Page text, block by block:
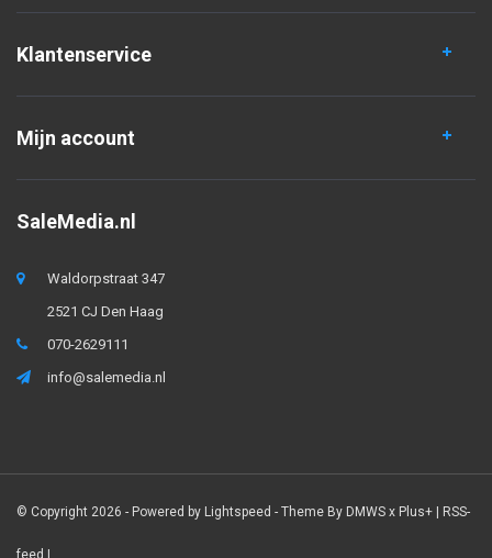
Klantenservice
Mijn account
SaleMedia.nl
Waldorpstraat 347
2521 CJ Den Haag
070-2629111
info@salemedia.nl
© Copyright 2026 - Powered by Lightspeed - Theme By DMWS x Plus+ | RSS-
feed |